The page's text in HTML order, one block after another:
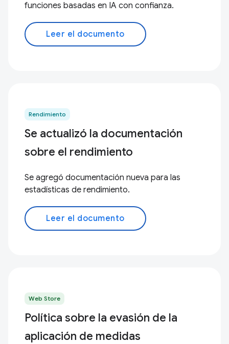
funciones basadas en IA con confianza.
Leer el documento
Rendimiento
Se actualizó la documentación
sobre el rendimiento
Se agregó documentación nueva para las
estadísticas de rendimiento.
Leer el documento
Web Store
Política sobre la evasión de la
aplicación de medidas